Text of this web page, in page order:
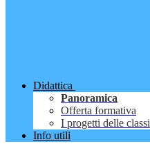
Didattica
Panoramica
Offerta formativa
I progetti delle classi
Info utili